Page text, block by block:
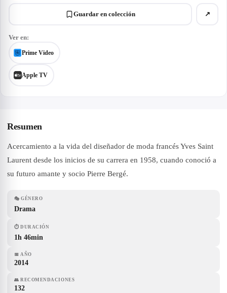
Guardar en colección ↗
Ver en:
Prime Video
Apple TV
Resumen
Acercamiento a la vida del diseñador de moda francés Yves Saint
Laurent desde los inicios de su carrera en 1958, cuando conoció a
su futuro amante y socio Pierre Bergé.
🎭 GÉNERO
Drama
⏱ DURACIÓN
1h 46min
📅 AÑO
2014
👥 RECOMENDACIONES
132